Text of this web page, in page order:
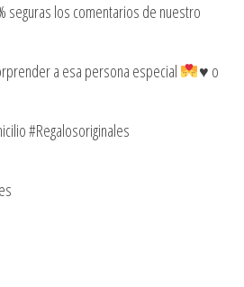
seguras los comentarios de nuestro
a esa persona especial
♥️ o
#Regalosoriginales